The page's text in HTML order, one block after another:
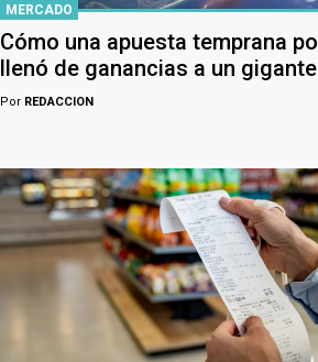
MERCADO
Cómo una apuesta temprana
llenó de ganancias a un
Por REDACCION